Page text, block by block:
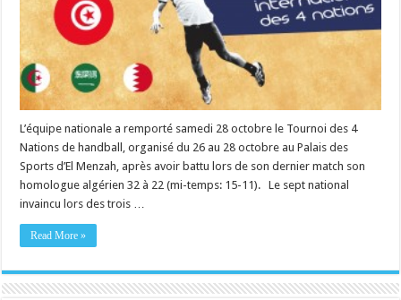
L’équipe nationale a remporté samedi 28 octobre le Tournoi des 4
Nations de handball, organisé du 26 au 28 octobre au Palais des
Sports d’El Menzah, après avoir battu lors de son dernier match son
homologue algérien 32 à 22 (mi-temps: 15-11). Le sept national
invaincu lors des trois …
Read More »